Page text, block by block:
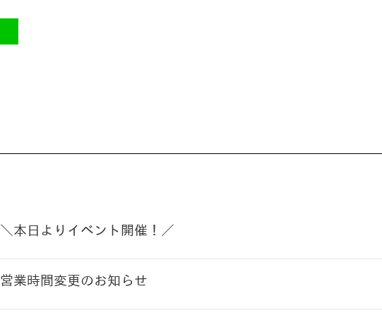
＼本日よりイベント開催！／
営業時間変更のお知らせ